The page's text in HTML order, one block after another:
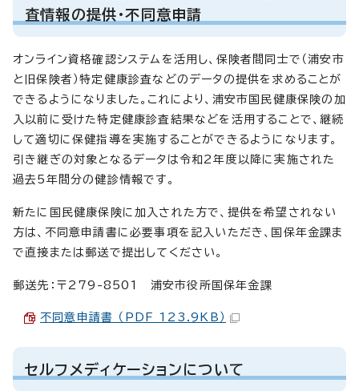
査情報の提供・不同意申請
オンライン資格確認システムを活用し、保険者間同士で（浦安市
と旧保険者）特定健康診査などのデータの提供を求めることが
できるようになりました。これにより、浦安市国民健康保険の加
入以前に受けた特定健康診査結果などを活用することで、継続
して適切に保健指導を実施することができるようになります。
引き継ぎの対象となるデータは令和2年度以降に実施された
過去5年間分の健診情報です。
新たに国民健康保険に加入された方で、提供を希望されない
方は、不同意申請書に必要事項を記入いただき、国保年金課ま
で直接または郵送で提出してください。
郵送先：〒279-8501 浦安市役所国保年金課
不同意申請書 （PDF 123.9KB）
セルフメディケーションについて